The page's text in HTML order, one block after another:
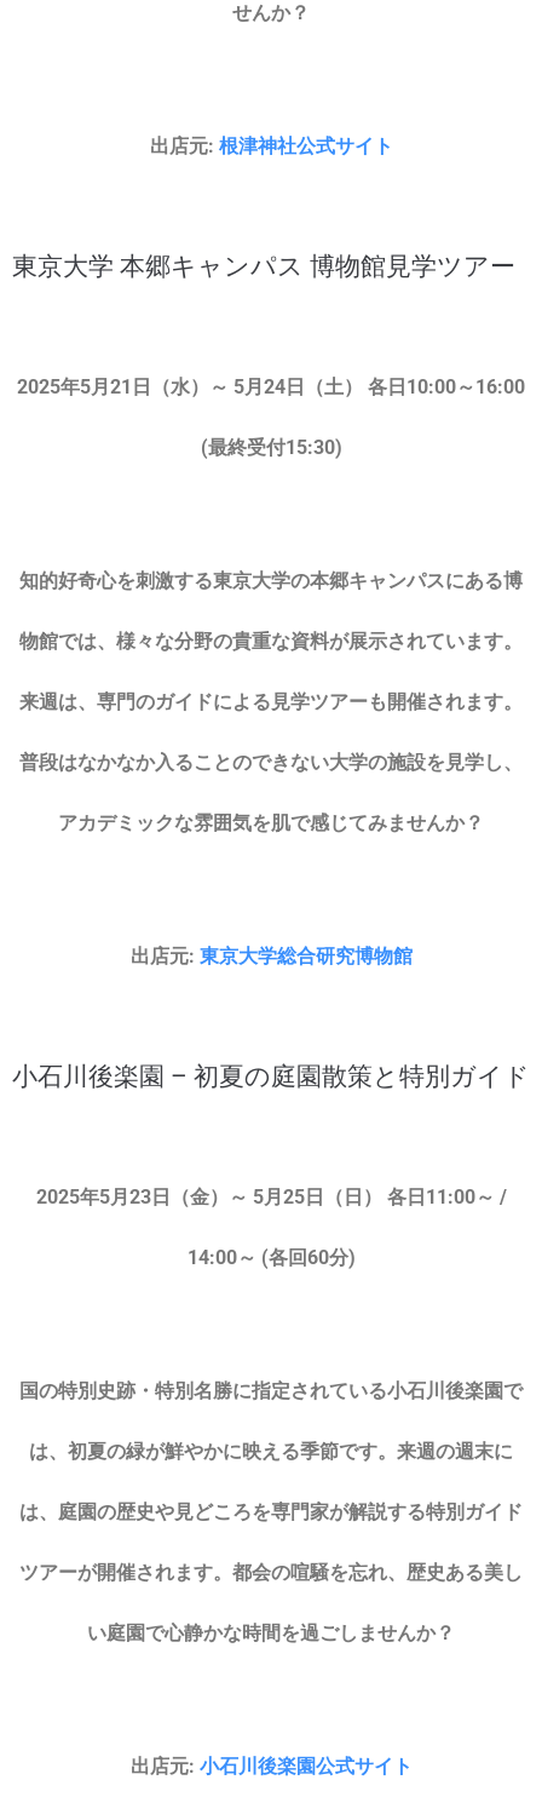
せんか？
出店元: 根津神社公式サイト
東京大学 本郷キャンパス 博物館見学ツアー
2025年5月21日（水）～ 5月24日（土） 各日10:00～16:00
(最終受付15:30)
知的好奇心を刺激する東京大学の本郷キャンパスにある博
物館では、様々な分野の貴重な資料が展示されています。
来週は、専門のガイドによる見学ツアーも開催されます。
普段はなかなか入ることのできない大学の施設を見学し、
アカデミックな雰囲気を肌で感じてみませんか？
出店元: 東京大学総合研究博物館
小石川後楽園 – 初夏の庭園散策と特別ガイド
2025年5月23日（金）～ 5月25日（日） 各日11:00～ /
14:00～ (各回60分)
国の特別史跡・特別名勝に指定されている小石川後楽園で
は、初夏の緑が鮮やかに映える季節です。来週の週末に
は、庭園の歴史や見どころを専門家が解説する特別ガイド
ツアーが開催されます。都会の喧騒を忘れ、歴史ある美し
い庭園で心静かな時間を過ごしませんか？
出店元: 小石川後楽園公式サイト